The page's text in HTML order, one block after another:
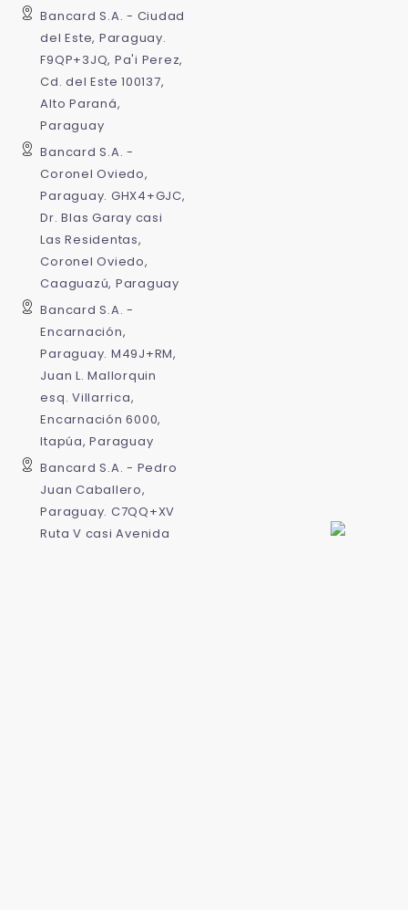
Venta en el local
Venta Online
Otros servicios
Bancard S.A. - Ciudad
del Este, Paraguay.
F9QP+3JQ, Pa'i Perez,
Cd. del Este 100137,
Alto Paraná,
Paraguay
Bancard S.A. -
Coronel Oviedo,
Paraguay. GHX4+GJC,
Dr. Blas Garay casi
Las Residentas,
Coronel Oviedo,
Caaguazú, Paraguay
Bancard S.A. -
Encarnación,
Paraguay. M49J+RM,
Juan L. Mallorquin
esq. Villarrica,
Encarnación 6000,
Itapúa, Paraguay
Bancard S.A. - Pedro
Juan Caballero,
Paraguay. C7QQ+XV
Ruta V casi Avenida